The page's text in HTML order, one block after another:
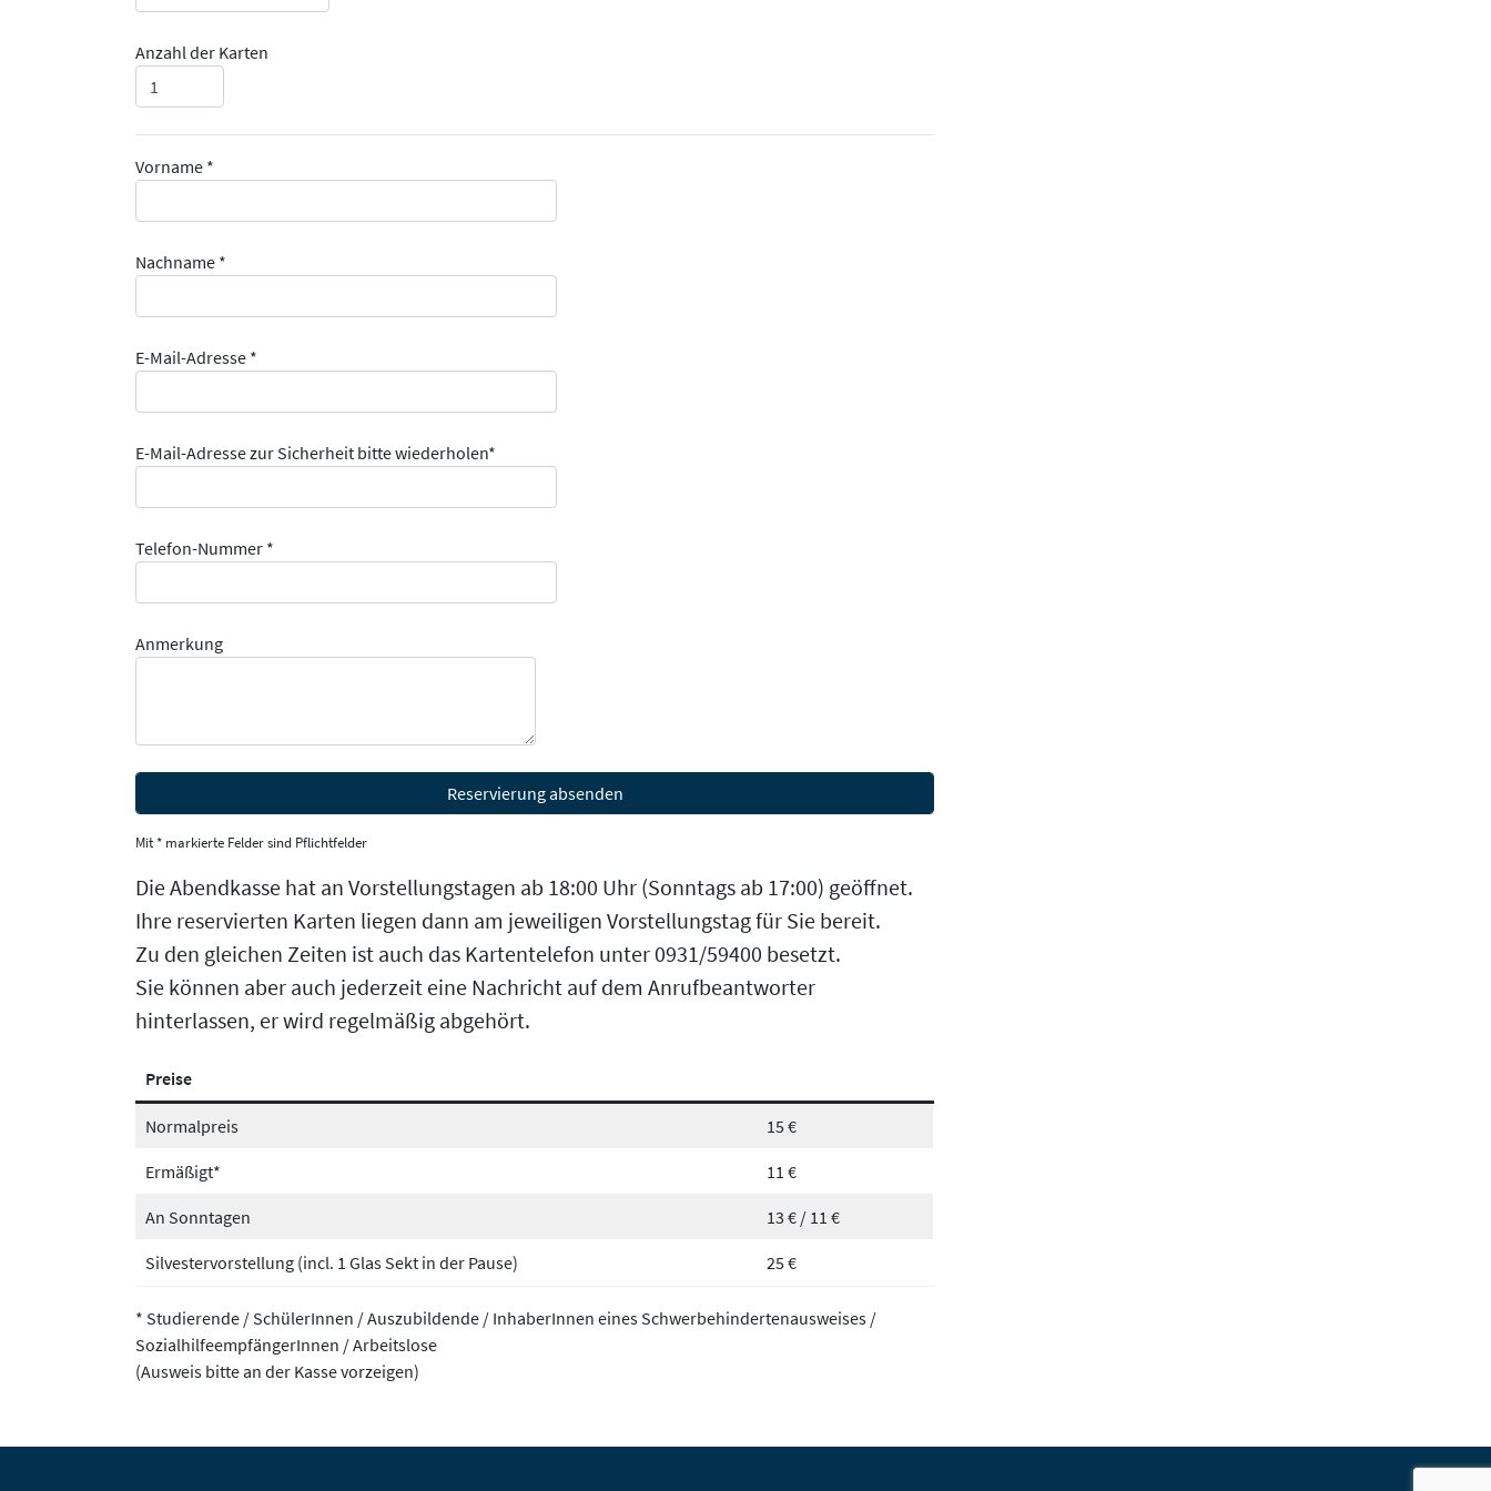
Anzahl der Karten
Vorname *
Nachname *
E-Mail-Adresse *
E-Mail-Adresse zur Sicherheit bitte wiederholen*
Telefon-Nummer *
Anmerkung
Mit * markierte Felder sind Pflichtfelder
Die Abendkasse hat an Vorstellungstagen ab 18:00 Uhr (Sonntags ab 17:00) geöffnet.
Ihre reservierten Karten liegen dann am jeweiligen Vorstellungstag für Sie bereit.
Zu den gleichen Zeiten ist auch das Kartentelefon unter 0931/59400 besetzt.
Sie können aber auch jederzeit eine Nachricht auf dem Anrufbeantworter
hinterlassen, er wird regelmäßig abgehört.
Preise
Normalpreis 15 €
Ermäßigt* 11 €
An Sonntagen 13 € / 11 €
Silvestervorstellung (incl. 1 Glas Sekt in der Pause) 25 €
* Studierende / SchülerInnen / Auszubildende / InhaberInnen eines Schwerbehindertenausweises /
SozialhilfeempfängerInnen / Arbeitslose
(Ausweis bitte an der Kasse vorzeigen)